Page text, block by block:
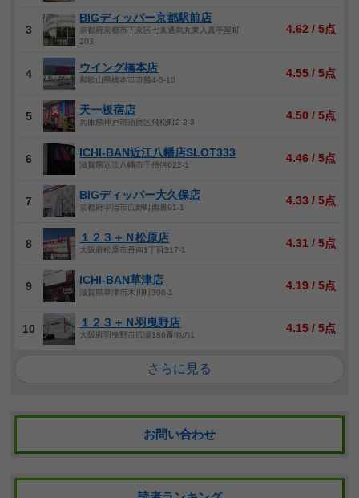
3
BIGディッパー京都駅前店
京都府京都市下京区七条通烏丸東入真苧屋町
203
4.62 / 5点
4 ウイング橋本店
和歌山県橋本市市脇4-5-10
4.55 / 5点
5 天一板宿店
兵庫県神戸市須磨区飛松町2-2-3
4.50 / 5点
6 ICHI-BAN近江八幡店SLOT333
滋賀県近江八幡市千僧供622-1
4.46 / 5点
7 BIGディッパー大久保店
京都府宇治市広野町西裏91-1
4.33 / 5点
8 １２３＋Ｎ松原店
大阪府松原市丹南1丁目317-1
4.31 / 5点
9 ICHI-BAN草津店
滋賀県草津市木川町306-1
4.19 / 5点
10 １２３＋Ｎ羽曳野店
大阪府羽曳野市広瀬186番地の1
4.15 / 5点
さらに見る
お問い合わせ